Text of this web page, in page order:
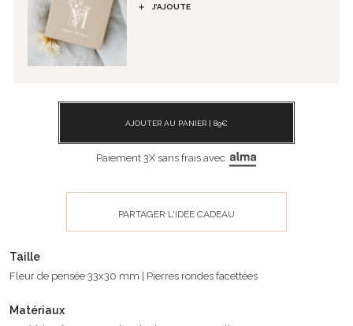
J’AJOUTE
AJOUTER AU PANIER | 89€
Paiement 3X sans frais avec
PARTAGER L'IDÉE CADEAU
Taille
Fleur de pensée 33x30 mm | Pierres rondes facettées
Matériaux